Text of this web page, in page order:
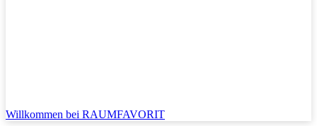
Willkommen bei RAUMFAVORIT